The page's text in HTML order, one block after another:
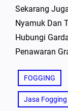
Sekarang
Nyamuk Dan
Hubungi
Penawaran
FOGGING
Jasa Fogging